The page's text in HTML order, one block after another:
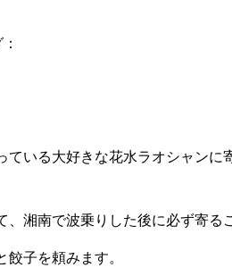
ている大好きな花水ラオシャン
湘南で波乗りした後に必ず寄る
子を頼みます。